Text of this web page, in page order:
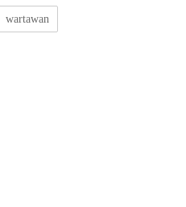
wartawan